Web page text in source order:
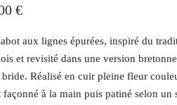
€
aux lignes épurées, inspiré du
et revisité dans une version
bride. Réalisé en cuir pleine fleur
façonné à la main puis patiné selon un